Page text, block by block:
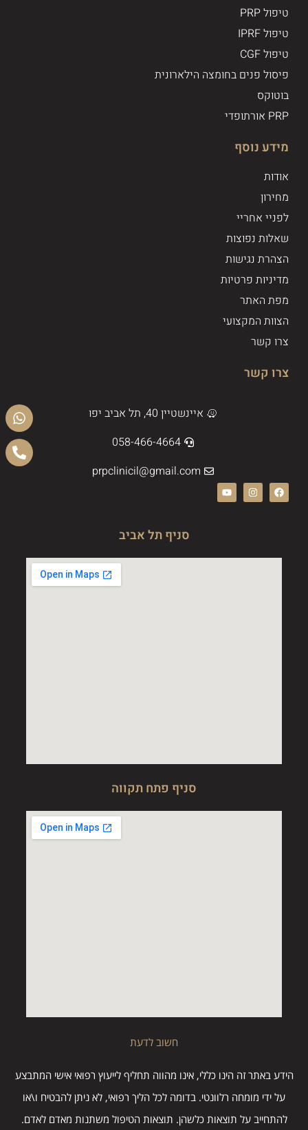
טיפול PRP
טיפול IPRF
טיפול CGF
פיסול פנים בחומצה הילארונית
בוטוקס
PRP אורתופדי
מידע נוסף
אודות
מחירון
לפניי אחריי
שאלות נפוצות
הצהרת נגישות
מדיניות פרטיות
מפת האתר
הצוות המקצועי
צרו קשר
צרו קשר
איינשטיין 40, תל אביב יפו
058-466-4664
prpclinicil@gmail.com
סניף תל אביב
סניף פתח תקווה
חשוב לדעת
הידע באתר זה הינו כללי, אינו מהווה תחליף לייעוץ רפואי אישי המתבצע
על ידי מומחה רלוונטי. בדומה לכל הליך רפואי, לא ניתן להבטיח ו\או
להתחייב על תוצאות כלשהן. תוצאות הטיפול משתנות מאדם לאדם.